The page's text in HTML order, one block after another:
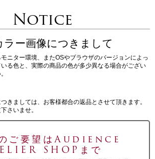
Notice
ラー画像につきまして
ニター環境、またOSやブラウザのバージョンによっ
る色と、実際の商品の色が多少異なる場合がござい
きましては、お客様都合の返品とさせて頂きます。
さいませ。
ご要望はAudience
SHOPまで